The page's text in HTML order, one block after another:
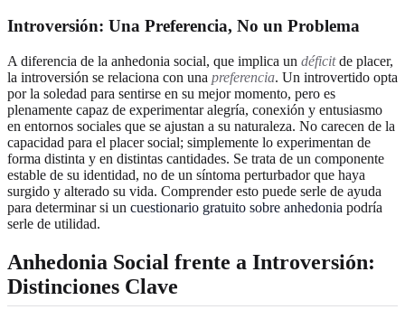
Introversión: Una Preferencia, No un Problema
A diferencia de la anhedonia social, que implica un déficitde placer,
la introversión se relaciona con una preferencia. Un introvertido opta
por la soledad para sentirse en su mejor momento, pero es
plenamente capaz de experimentar alegría, conexión y entusiasmo
en entornos sociales que se ajustan a su naturaleza. No carecen de la
capacidad para el placer social; simplemente lo experimentan de
forma distinta y en distintas cantidades. Se trata de un componente
estable de su identidad, no de un síntoma perturbador que haya
surgido y alterado su vida. Comprender esto puede serle de ayuda
para determinar si un cuestionario gratuito sobre anhedonia podría
serle de utilidad.
Anhedonia Social frente a Introversión:
Distinciones Clave